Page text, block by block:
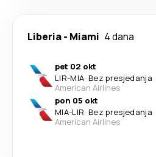
Liberia- Miami 4 dana
pet 02 okt
LIR-MIA· Bez presjedanja
American Airlines
pon 05 okt
MIA-LIR· Bez presjedanja
American Airlines